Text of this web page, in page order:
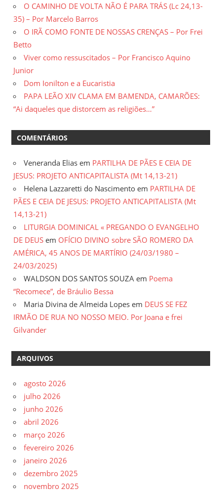
O CAMINHO DE VOLTA NÃO É PARA TRÁS (Lc 24,13-
35) – Por Marcelo Barros
O IRÃ COMO FONTE DE NOSSAS CRENÇAS – Por Frei
Betto
Viver como ressuscitados – Por Francisco Aquino
Junior
Dom Ionilton e a Eucaristia
PAPA LEÃO XIV CLAMA EM BAMENDA, CAMARÕES:
“Ai daqueles que distorcem as religiões…”
COMENTÁRIOS
Veneranda Elias em PARTILHA DE PÃES E CEIA DE
JESUS: PROJETO ANTICAPITALISTA (Mt 14,13-21)
Helena Lazzaretti do Nascimento em PARTILHA DE
PÃES E CEIA DE JESUS: PROJETO ANTICAPITALISTA (Mt
14,13-21)
LITURGIA DOMINICAL « PREGANDO O EVANGELHO
DE DEUS em OFÍCIO DIVINO sobre SÃO ROMERO DA
AMÉRICA, 45 ANOS DE MARTÍRIO (24/03/1980 –
24/03/2025)
WALDSON DOS SANTOS SOUZA em Poema
“Recomece”, de Bráulio Bessa
Maria Divina de Almeida Lopes em DEUS SE FEZ
IRMÃO DE RUA NO NOSSO MEIO. Por Joana e frei
Gilvander
ARQUIVOS
agosto 2026
julho 2026
junho 2026
abril 2026
março 2026
fevereiro 2026
janeiro 2026
dezembro 2025
novembro 2025